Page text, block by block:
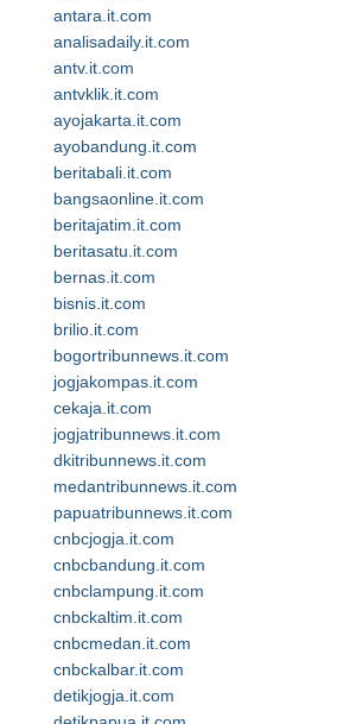
antara.it.com
analisadaily.it.com
antv.it.com
antvklik.it.com
ayojakarta.it.com
ayobandung.it.com
beritabali.it.com
bangsaonline.it.com
beritajatim.it.com
beritasatu.it.com
bernas.it.com
bisnis.it.com
brilio.it.com
bogortribunnews.it.com
jogjakompas.it.com
cekaja.it.com
jogjatribunnews.it.com
dkitribunnews.it.com
medantribunnews.it.com
papuatribunnews.it.com
cnbcjogja.it.com
cnbcbandung.it.com
cnbclampung.it.com
cnbckaltim.it.com
cnbcmedan.it.com
cnbckalbar.it.com
detikjogja.it.com